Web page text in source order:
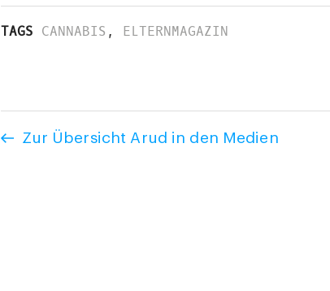
TAGS CANNABIS , ELTERNMAGAZIN
Zur Übersicht Arud in den Medien